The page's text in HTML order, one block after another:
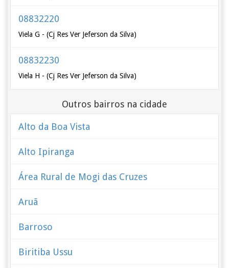
08832220
Viela G - (Cj Res Ver Jeferson da Silva)
08832230
Viela H - (Cj Res Ver Jeferson da Silva)
Outros bairros na cidade
Alto da Boa Vista
Alto Ipiranga
Área Rural de Mogi das Cruzes
Aruã
Barroso
Biritiba Ussu